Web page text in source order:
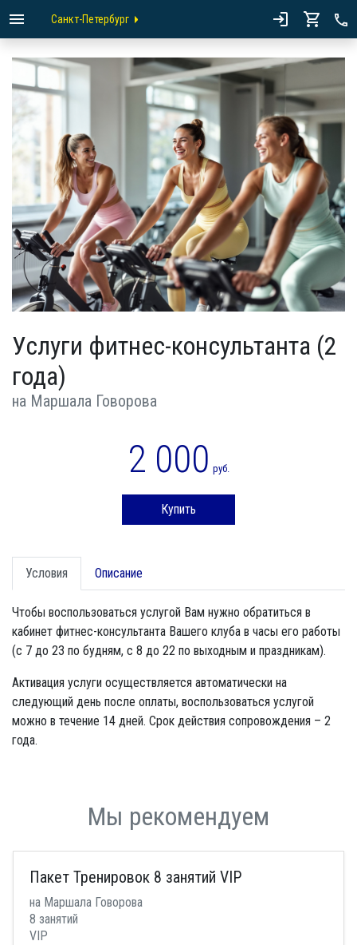
Санкт-Петербург
Услуги фитнес-консультанта (2
года)
на Маршала Говорова
2 000 руб.
Купить
Условия Описание
Чтобы воспользоваться услугой Вам нужно обратиться в
кабинет фитнес-консультанта Вашего клуба в часы его работы
(с 7 до 23 по будням, с 8 до 22 по выходным и праздникам).
Активация услуги осуществляется автоматически на
следующий день после оплаты, воспользоваться услугой
можно в течение 14 дней. Срок действия сопровождения – 2
года.
Мы рекомендуем
Пакет Тренировок 8 занятий VIP
на Маршала Говорова
8 занятий
VIP